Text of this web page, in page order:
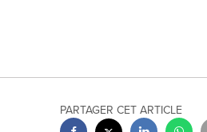
PARTAGER CET ARTICLE